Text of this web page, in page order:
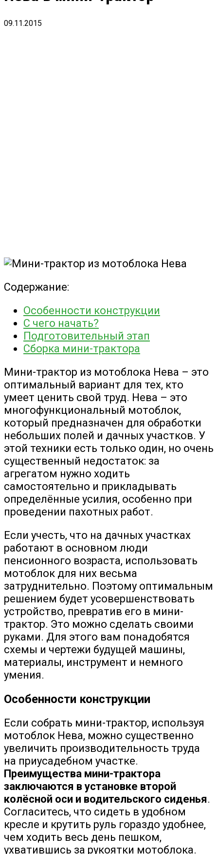
09.11.2015
Содержание:
Особенности конструкции
С чего начать?
Подготовительный этап
Сборка мини-трактора
Мини-трактор из мотоблока Нева – это
оптимальный вариант для тех, кто
умеет ценить свой труд. Нева – это
многофункциональный мотоблок,
который предназначен для обработки
небольших полей и дачных участков. У
этой техники есть только один, но очень
существенный недостаток: за
агрегатом нужно ходить
самостоятельно и прикладывать
определённые усилия, особенно при
проведении пахотных работ.
Если учесть, что на дачных участках
работают в основном люди
пенсионного возраста, использовать
мотоблок для них весьма
затруднительно. Поэтому оптимальным
решением будет усовершенствовать
устройство, превратив его в мини-
трактор. Это можно сделать своими
руками. Для этого вам понадобятся
схемы и чертежи будущей машины,
материалы, инструмент и немного
умения.
Особенности конструкции
Если собрать мини-трактор, используя
мотоблок Нева, можно существенно
увеличить производительность труда
на приусадебном участке.
Преимущества мини-трактора
заключаются в установке второй
колёсной оси и водительского сиденья.
Согласитесь, что сидеть в удобном
кресле и крутить руль гораздо удобнее,
чем ходить весь день пешком,
ухватившись за рукоятки мотоблока.